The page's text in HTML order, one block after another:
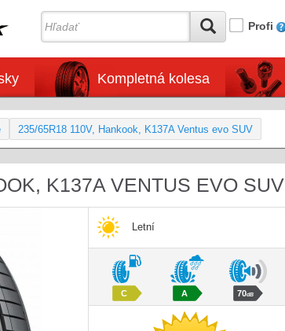
Profi
Kompletná kolesa
235/65R18 110V, Hankook, K137A Ventus evo SUV
K137A VENTUS EVO SUV
Letní
C A 70dB